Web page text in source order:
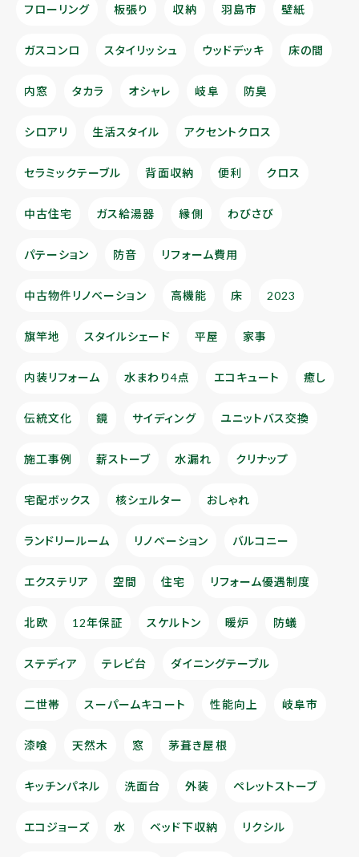
フローリング 板張り 収納 羽島市 壁紙
ガスコンロ スタイリッシュ ウッドデッキ 床の間
内窓 タカラ オシャレ 岐阜 防臭
シロアリ 生活スタイル アクセントクロス
セラミックテーブル 背面収納 便利 クロス
中古住宅 ガス給湯器 縁側 わびさび
パテーション 防音 リフォーム費用
中古物件リノベーション 高機能 床 2023
旗竿地 スタイルシェード 平屋 家事
内装リフォーム 水まわり4点 エコキュート 癒し
伝統文化 鏡 サイディング ユニットバス交換
施工事例 薪ストーブ 水漏れ クリナップ
宅配ボックス 核シェルター おしゃれ
ランドリールーム リノベーション バルコニー
エクステリア 空間 住宅 リフォーム優遇制度
北欧 12年保証 スケルトン 暖炉 防蟻
ステディア テレビ台 ダイニングテーブル
二世帯 スーパームキコート 性能向上 岐阜市
漆喰 天然木 窓 茅葺き屋根
キッチンパネル 洗面台 外装 ペレットストーブ
エコジョーズ 水 ベッド下収納 リクシル